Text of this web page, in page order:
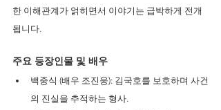
한 이해관계가 얽히면서 이야기는 급박하게 전개
됩니다.
주요 등장인물 및 배우
백중식 (배우 조진웅): 김국호를 보호하며 사건
의 진실을 추적하는 형사.